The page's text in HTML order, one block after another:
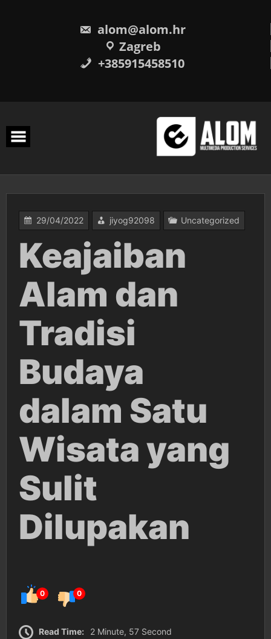
alom@alom.hr
Zagreb
+385915458510
29/04/2022 jiyog92098 Uncategorized
Keajaiban
Alam dan
Tradisi
Budaya
dalam Satu
Wisata yang
Sulit
Dilupakan
0 0
Read Time: 2 Minute, 57 Second